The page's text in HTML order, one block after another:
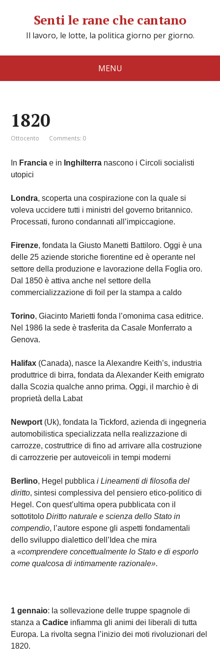
Senti le rane che cantano
Il lavoro, le lotte, la politica giorno per giorno.
MENU
1820
Ottocento Comments: 0
In Franciae in Inghilterra nascono i Circoli socialisti
utopici
Londra, scoperta una cospirazione con la quale si
voleva uccidere tutti i ministri del governo britannico.
Processati, furono condannati all’impiccagione.
Firenze, fondata la Giusto Manetti Battiloro. Oggi è una
delle 25 aziende storiche fiorentine ed è operante nel
settore della produzione e lavorazione della Foglia oro.
Dal 1850 è attiva anche nel settore della
commercializzazione di foil per la stampa a caldo
Torino, Giacinto Marietti fonda l’omonima casa editrice.
Nel 1986 la sede è trasferita da Casale Monferrato a
Genova.
Halifax (Canada), nasce la Alexandre Keith’s, industria
produttrice di birra, fondata da Alexander Keith emigrato
dalla Scozia qualche anno prima. Oggi, il marchio è di
proprietà della Labat
Newport (Uk), fondata la Tickford, azienda di ingegneria
automobilistica specializzata nella realizzazione di
carrozze, costruttrice di fino ad arrivare alla costruzione
di carrozzerie per autoveicoli in tempi moderni
Berlino, Hegel pubblicai Lineamenti di filosofia del
diritto, sintesi complessiva del pensiero etico-politico di
Hegel. Con quest’ultima opera pubblicata con il
sottotitoloDiritto naturale e scienza dello Stato in
compendio, l’autore espone gli aspetti fondamentali
dello sviluppo dialettico dell’Idea che mira
a«comprendere concettualmente lo Stato e di esporlo
come qualcosa di intimamente razionale».
1 gennaio: la sollevazione delle truppe spagnole di
stanza aCadice infiamma gli animi dei liberali di tutta
Europa. La rivolta segna l’inizio dei moti rivoluzionari del
1820.